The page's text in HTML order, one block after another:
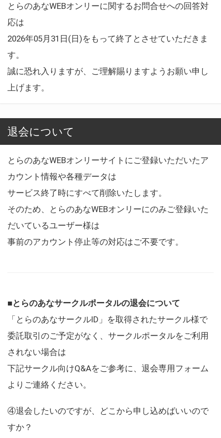
とらのあなWEBオンリーに関するお問合せへの回答対
応は
2026年05月31日(日)をもって終了とさせていただきま
す。
誠に恐れ入りますが、ご理解賜りますようお願い申し
上げます。
退会について
とらのあなWEBオンリーサイトにご登録いただいたア
カウント情報や各種データは
サービス終了時にすべて削除いたします。
そのため、とらのあなWEBオンリーにのみご登録いた
だいているユーザー様は
事前のアカウント停止等の対応はご不要です。
■とらのあなサークルポータルの退会について
「とらのあなサークルID」を取得されたサークル様で
委託取引のご予定がなく、サークルポータルをご利用
されない場合は
下記サークル向けQ&Aをご参考に、退会専用フォーム
よりご連絡ください。
④退会したいのですが、どこから申し込めばいいので
すか？